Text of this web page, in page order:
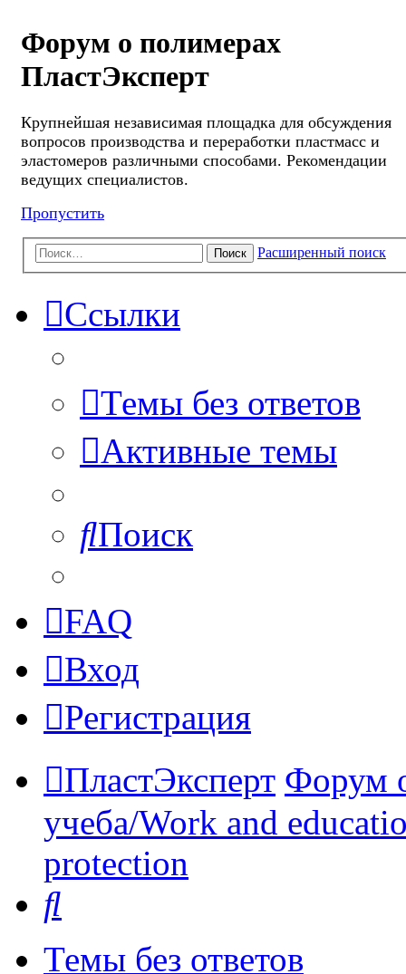
Форум о полимерах
ПластЭксперт
Крупнейшая независимая площадка для обсуждения
вопросов производства и переработки пластмасс и
эластомеров различными способами. Рекомендации
ведущих специалистов.
Пропустить
Поиск Расширенный поиск
Ссылки
Темы без ответов
Активные темы
Поиск
FAQ
Вход
Регистрация
ПластЭксперт Форум
учеба/Work and
protection
Темы без ответов